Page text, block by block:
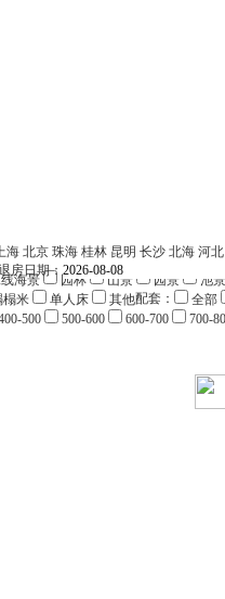
海 北京 珠海 桂林 昆明 长沙 北海 河北
房日期：
海景 园林 山景 园景
池景
榻米 单人床 其他配套：
全部
500 500-600 600-700
700-